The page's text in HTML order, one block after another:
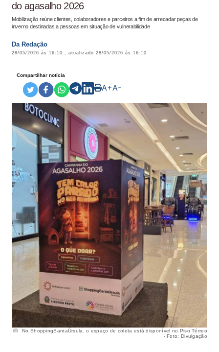
do agasalho 2026
Mobilização reúne clientes, colaboradores e parceiros a fim de arrecadar peças de
inverno destinadas a pessoas em situação de vulnerabilidade
Da Redação
28/05/2026 às 16:10 , atualizado 28/05/2026 às 16:10
Compartilhar notícia
A+A-
No ShoppingSantaÚrsula, o espaço de coleta está disponível no Piso Térreo
- Foto: Divulgação